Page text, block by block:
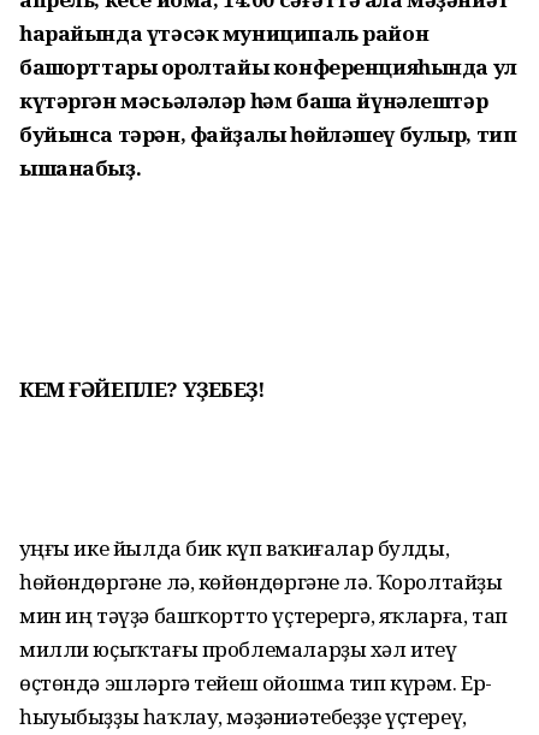
һарайында үтәсәк муниципаль район
башҡорттары ҡоролтайы конференцияһында ул
күтәргән мәсьәләләр һәм башҡа йүнәлештәр
буйынса тәрән, файҙалы һөйләшеү булыр, тип
ышанабыҙ.
КЕМ ҒӘЙЕПЛЕ? ҮҘЕБЕҘ!
Һуңғы ике йылда бик күп ваҡиғалар булды,
һөйөндөргәне лә, көйөндөргәне лә. Ҡоролтайҙы
мин иң тәүҙә башҡортто үҫтерергә, яҡларға, тап
милли юҫыҡтағы проблемаларҙы хәл итеү
өҫтөндә эшләргә тейеш ойошма тип күрәм. Ер-
һыуыбыҙҙы һаҡлау, мәҙәниәтебеҙҙе үҫтереү,